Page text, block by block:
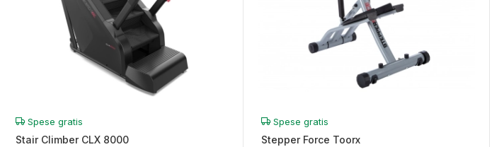
Spese gratis
Stair Climber CLX 8000
Spese gratis
Stepper Force Toorx